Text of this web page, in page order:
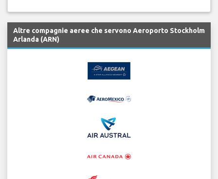
Altre compagnie aeree che servono Aeroporto Stockholm
Arlanda (ARN)